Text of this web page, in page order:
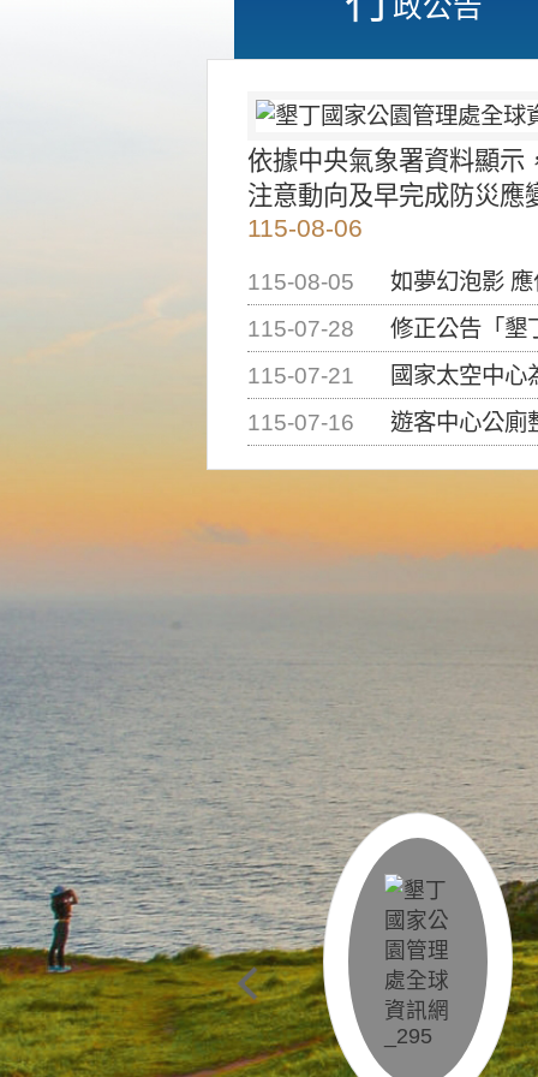
依據中央氣象署資料顯示
注意動向及早完成防災應
115-08-06
115-08-05
如夢幻泡影
115-07-28
修正公告「墾丁國家公
115-07-21
國家太空中心為辦理
115-07-16
遊客中心公廁